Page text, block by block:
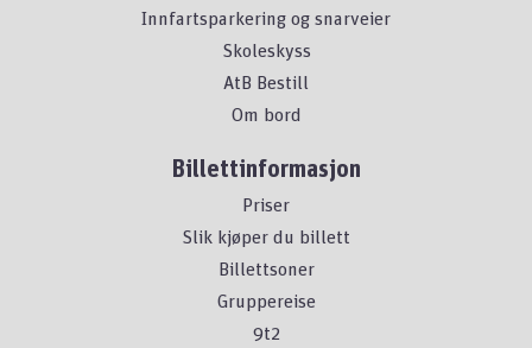
Innfartsparkering og snarveier
Skoleskyss
AtB Bestill
Om bord
Billettinformasjon
Priser
Slik kjøper du billett
Billettsoner
Gruppereise
9t2